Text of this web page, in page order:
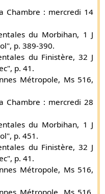
Chambre : mercredi 14
du Morbihan, 1 J
p. 389-390.
du Finistère, 32 J
p. 41.
Métropole, Ms 516,
Chambre : mercredi 28
du Morbihan, 1 J
p. 451.
du Finistère, 32 J
p. 41.
Métropole, Ms 516,
Métropole, Ms 516,